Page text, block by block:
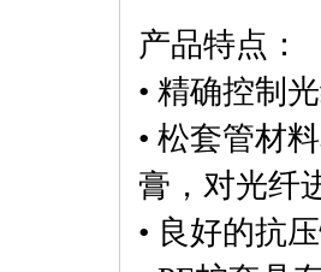
产品特点：
• 精确控制
• 松套管材
膏，对光纤
• 良好的抗